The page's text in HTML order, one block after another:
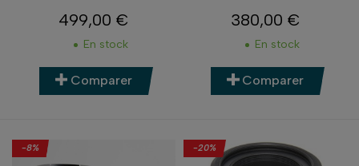
Prix
499,00 €
En stock
Comparer
Prix
380,00 €
En stock
Comparer
-8% -20%